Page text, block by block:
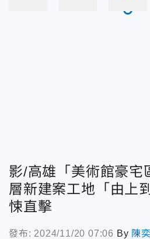
影/高雄「美術館豪宅
層新建案工地「由上
悚直擊
發布: 2024/11/20 07:06 By 陳